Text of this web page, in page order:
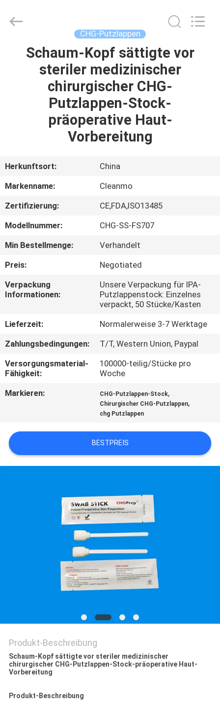
HAUS
PRODUKTE
FABRIK-
AUSFLUG
QUALITÄTSKONTROLLE
TRETEN
SIE
MIT
UNS
VERBINDUNG
NACHRICHTEN
FORDERN
ZITAT
CHG-Putzlappen
Schaum-Kopf sättigte vor
steriler medizinischer
chirurgischer CHG-
Putzlappen-Stock-
präoperative Haut-
Vorbereitung
Herkunftsort:
China
Markenname:
Cleanmo
Zertifizierung:
CE,FDA,ISO13485
Modellnummer:
CHG-SS-FS707
Min Bestellmenge:
Verhandelt
Preis:
Negotiated
Verpackung
Informationen:
Unsere Verpackung für IPA-
Putzlappenstock: Einzelnes
verpackt, 50 Stücke/Kasten
Lieferzeit:
Normalerweise 3-7 Werktage
Zahlungsbedingungen:
T/T, Western Union, Paypal
Versorgungsmaterial-
Fähigkeit:
100000-teilig/Stücke pro
Woche
Markieren:
CHG-Putzlappen-Stock,
Chirurgischer CHG-Putzlappen,
chg Putzlappen
BESTPREIS
Produkt-Beschreibung
Schaum-Kopf sättigte vor steriler medizinischer
chirurgischer CHG-Putzlappen-Stock-präoperative Haut-
Vorbereitung
Produkt-Beschreibung